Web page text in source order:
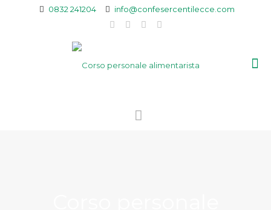
0832 241204 info@confesercentilecce.com